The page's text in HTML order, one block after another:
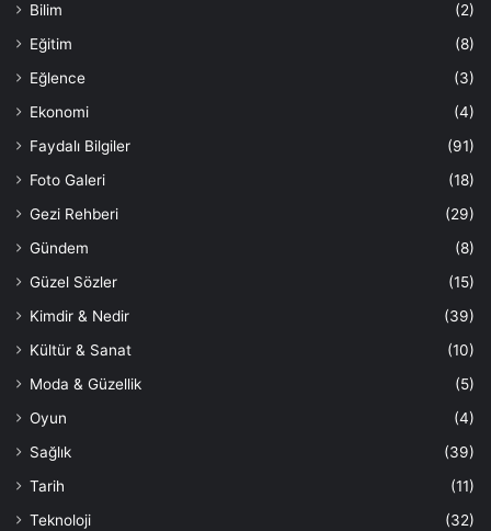
Bilim
(2)
Eğitim
(8)
Eğlence
(3)
Ekonomi
(4)
Faydalı Bilgiler
(91)
Foto Galeri
(18)
Gezi Rehberi
(29)
Gündem
(8)
Güzel Sözler
(15)
Kimdir & Nedir
(39)
Kültür & Sanat
(10)
Moda & Güzellik
(5)
Oyun
(4)
Sağlık
(39)
Tarih
(11)
Teknoloji
(32)